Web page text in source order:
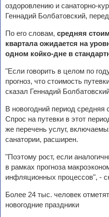
оздоровлению и санаторно-
Геннадий Болбатовский,
По его словам, средняя
квартала ожидается на
одном койко-дне в
"Если говорить в целом по
прогноз, что стоимость
сказал Геннадий
В новогодний период средняя
Спрос на путевки в этот
же перечень услуг,
санатории, расширен.
"Поэтому рост, если
в рамках прогноза
инфляционных процессов", -
Более 24 тыс. человек
новогодние праздники